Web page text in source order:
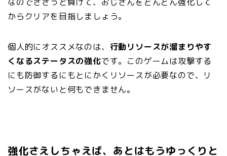
からクリアを目指しましょう。
個人的にオススメなのは、 行動リソースが溜まりやす
くなるステータスの強化です。このゲームは攻撃する
にも防御するにもとにかくリソースが必要なので、リ
ソースがないと何もできません。
強化さえしちゃえば、あとはもうゆっくりと